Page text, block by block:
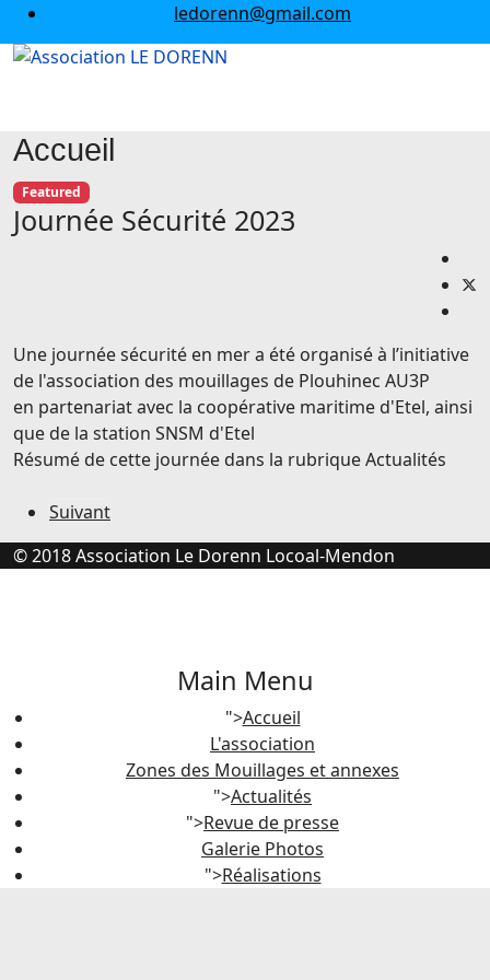
ledorenn@gmail.com
Accueil
Featured
Journée Sécurité 2023
Une journée sécurité en mer a été organisé à l’initiative
de l'association des mouillages de Plouhinec AU3P
en partenariat avec la coopérative maritime d'Etel, ainsi
que de la station SNSM d'Etel
Résumé de cette journée dans la rubrique Actualités
Suivant
© 2018 Association Le Dorenn Locoal-Mendon
Main Menu
">Accueil
L'association
Zones des Mouillages et annexes
">Actualités
">Revue de presse
Galerie Photos
">Réalisations